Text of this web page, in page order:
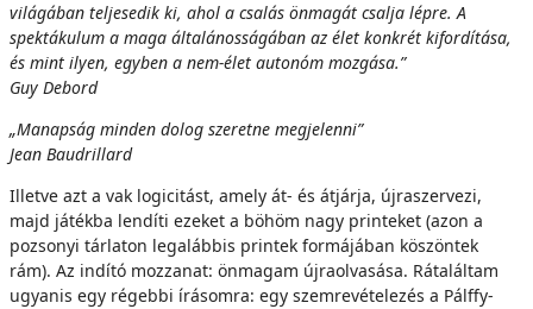
világában teljesedik ki, ahol a csalás önmagát csalja lépre. A
spektákulum a maga általánosságában az élet konkrét kifordítása,
és mint ilyen, egyben a nem-élet autonóm mozgása.”
Guy Debord
„Manapság minden dolog szeretne megjelenni”
Jean Baudrillard
Illetve azt a vak logicitást, amely át- és átjárja, újraszervezi,
majd játékba lendíti ezeket a böhöm nagy printeket (azon a
pozsonyi tárlaton legalábbis printek formájában köszöntek
rám). Az indító mozzanat: önmagam újraolvasása. Rátaláltam
ugyanis egy régebbi írásomra: egy szemrevételezés a Pálffy-